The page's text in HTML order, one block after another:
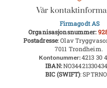
Vår
Firmagodt AS
Organisasjonsnummer:
Postadresse: Olav
7011 Trondheim.
Kontonummer:4213 30
IBAN:
BIC (SWIFT):